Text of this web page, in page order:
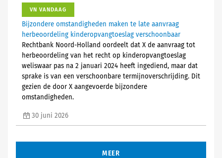
VN VANDAAG
Bijzondere omstandigheden maken te late aanvraag
herbeoordeling kinderopvangtoeslag verschoonbaar
Rechtbank Noord-Holland oordeelt dat X de aanvraag tot
herbeoordeling van het recht op kinderopvangtoeslag
weliswaar pas na 2 januari 2024 heeft ingediend, maar dat
sprake is van een verschoonbare termijnoverschrijding. Dit
gezien de door X aangevoerde bijzondere
omstandigheden.
30 juni 2026
MEER